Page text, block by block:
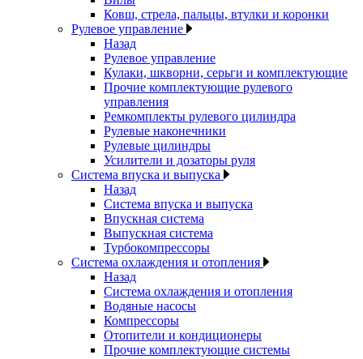
Ковш, стрела, пальцы, втулки и коронки
Рулевое управление
Назад
Рулевое управление
Кулаки, шкворни, серьги и комплектующие
Прочие комплектующие рулевого
управления
Ремкомплекты рулевого цилиндра
Рулевые наконечники
Рулевые цилиндры
Усилители и дозаторы руля
Система впуска и выпуска
Назад
Система впуска и выпуска
Впускная система
Выпускная система
Турбокомпрессоры
Система охлаждения и отопления
Назад
Система охлаждения и отопления
Водяные насосы
Компрессоры
Отопители и кондиционеры
Прочие комплектующие системы